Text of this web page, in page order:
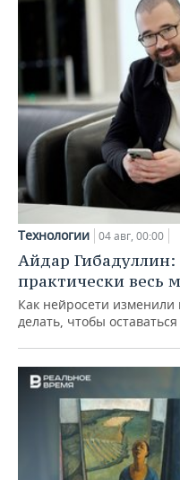
Технологии 04 авг, 00:00
Айдар Гибадуллин:
практически весь
Как нейросети изменили
делать, чтобы